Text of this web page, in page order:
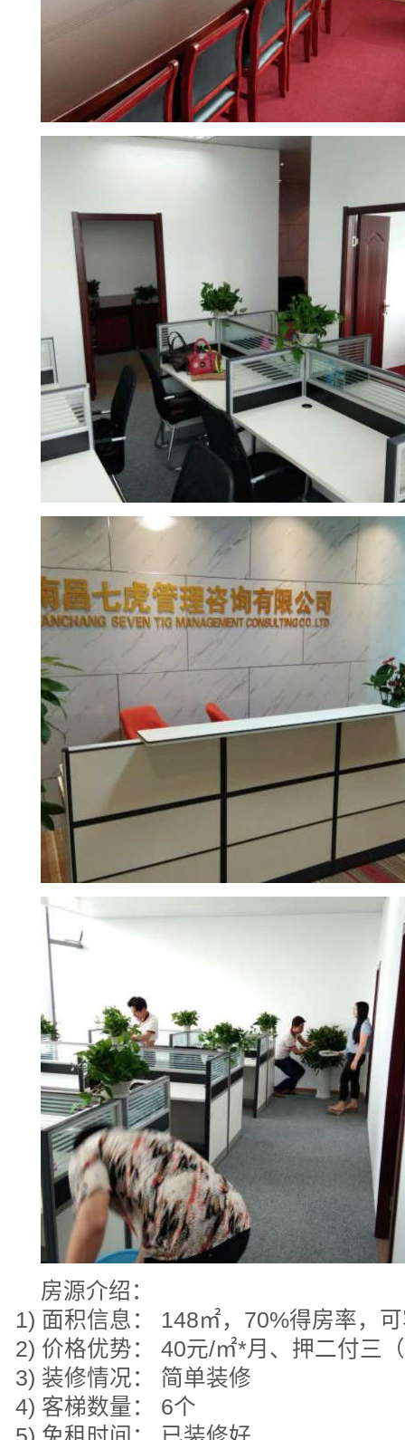
房源介绍：
1) 面积信息： 148㎡，70%得房率，
2) 价格优势： 40元/㎡*月、押二付三
3) 装修情况： 简单装修
4) 客梯数量： 6个